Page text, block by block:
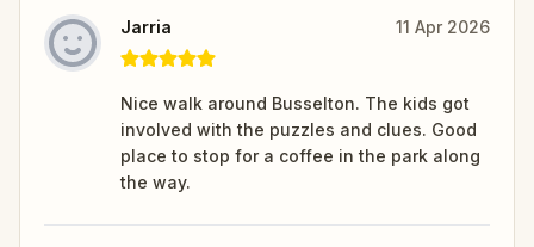
Jarria 11 Apr 2026
Nice walk around Busselton. The kids got
involved with the puzzles and clues. Good
place to stop for a coffee in the park along
the way.